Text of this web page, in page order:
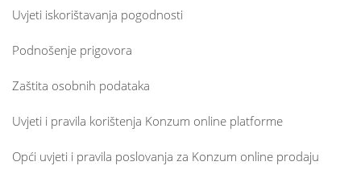
Uvjeti iskorištavanja pogodnosti
Podnošenje prigovora
Zaštita osobnih podataka
Uvjeti i pravila korištenja Konzum online platforme
Opći uvjeti i pravila poslovanja za Konzum online prodaju